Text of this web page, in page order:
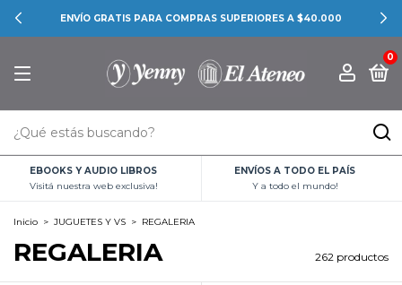
CONOCÉ LAS PROMOCIONES BANCARIAS
0
EBOOKS Y AUDIO LIBROS
Visitá nuestra web exclusiva!
ENVÍOS A TODO EL PAÍS
Y a todo el mundo!
Inicio > JUGUETES Y VS > REGALERIA
REGALERIA 262 productos